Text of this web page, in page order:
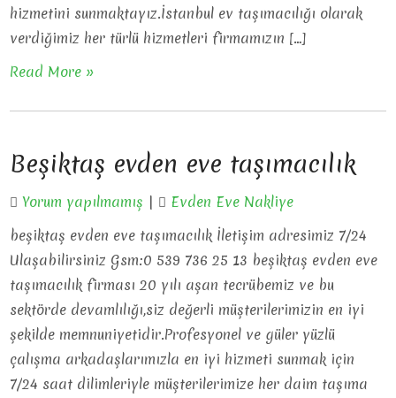
hizmetini sunmaktayız.İstanbul ev taşımacılığı olarak
verdiğimiz her türlü hizmetleri firmamızın […]
Read More »
Beşiktaş evden eve taşımacılık
Yorum yapılmamış |
Evden Eve Nakliye
beşiktaş evden eve taşımacılık İletişim adresimiz 7/24
Ulaşabilirsiniz Gsm:0 539 736 25 13 beşiktaş evden eve
taşımacılık firması 20 yılı aşan tecrübemiz ve bu
sektörde devamlılığı,siz değerli müşterilerimizin en iyi
şekilde memnuniyetidir.Profesyonel ve güler yüzlü
çalışma arkadaşlarımızla en iyi hizmeti sunmak için
7/24 saat dilimleriyle müşterilerimize her daim taşıma